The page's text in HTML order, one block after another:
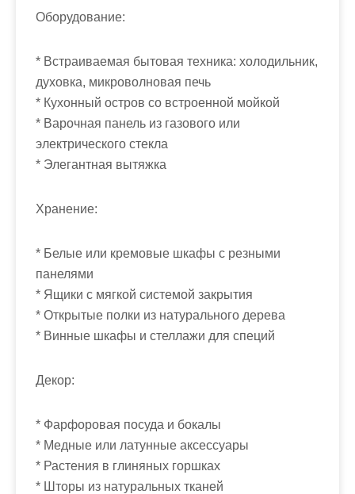
Оборудование:
* Встраиваемая бытовая техника: холодильник,
духовка, микроволновая печь
* Кухонный остров со встроенной мойкой
* Варочная панель из газового или
электрического стекла
* Элегантная вытяжка
Хранение:
* Белые или кремовые шкафы с резными
панелями
* Ящики с мягкой системой закрытия
* Открытые полки из натурального дерева
* Винные шкафы и стеллажи для специй
Декор:
* Фарфоровая посуда и бокалы
* Медные или латунные аксессуары
* Растения в глиняных горшках
* Шторы из натуральных тканей